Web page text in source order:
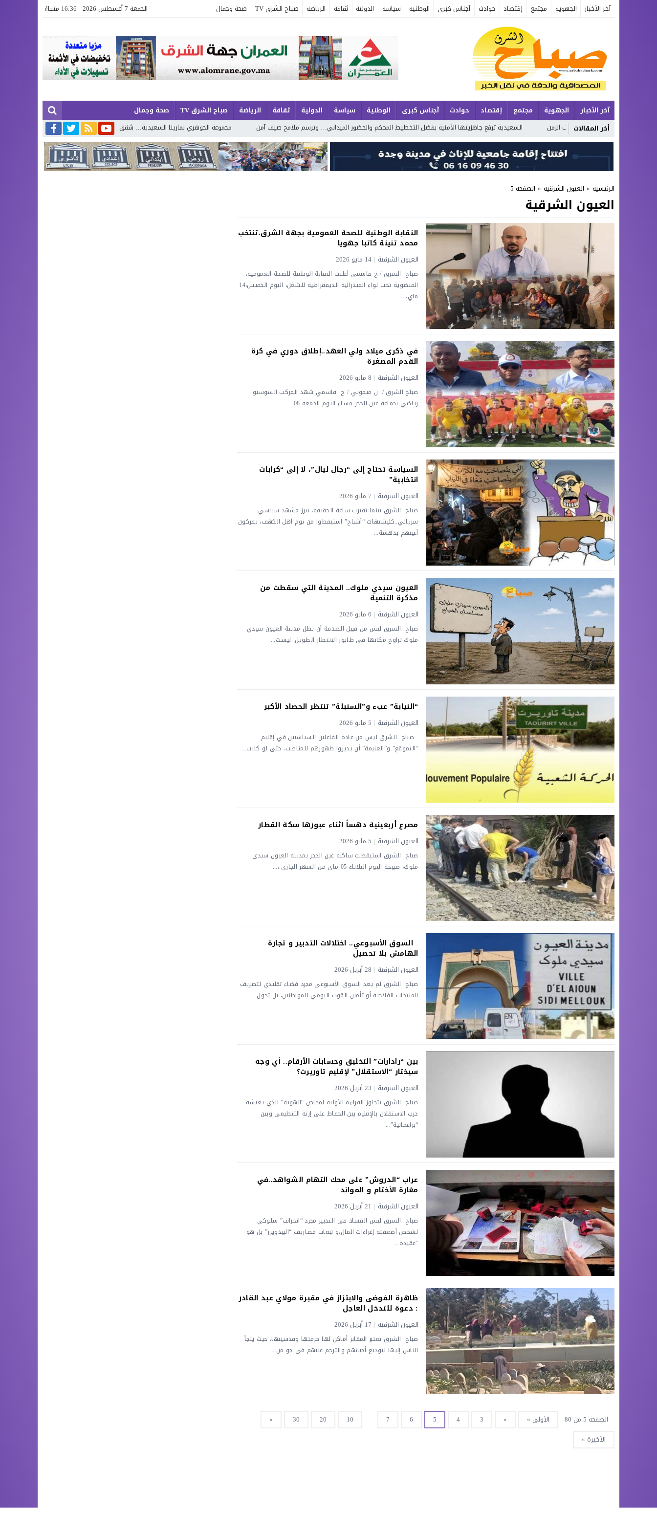
آخر الأخبار الجهوية مجتمع إقتصاد حوادث آجناس كبرى الوطنية سياسة الدولية ثقافة الرياضة صباح الشرق TV صحة وجمال الجمعة 7 أغسطس 2026 - 16:36 مساءً
آخر الأخبار الجهوية مجتمع إقتصاد حوادث آجناس كبرى الوطنية سياسة الدولية ثقافة الرياضة صباح الشرق TV
صحة وجمال
أخر المقالاتوتحولات الزمن السعيدية ترفع جاهزيتها الأمنية بفضل التخطيط المحكم والحضور الميداني… وترسم ملامح صيف آمن مجموعة الجوهري بمارينا السعيدية… شقق عصرية وفيلات فاخرة بإطلالة تجمع البحر وروعة الطبيعة
الرئيسية » العيون الشرقية » الصفحة 5
العيون الشرقية
النقابة الوطنية للصحة العمومية بجهة الشرق،تنتخب
محمد تنينة كاتبا جهويا
العيون الشرقية | 14 مايو 2026
صباح الشرق / ح قاسمي أعلنت النقابة الوطنية للصحة العمومية،
المنضوية تحت لواء الفيدرالية الديمقراطية للشغل، اليوم الخميس،14
ماي،...
في ذكرى ميلاد ولي العهد..إطلاق دوري في كرة
القدم المصغرة
العيون الشرقية | 8 مايو 2026
صباح الشرق / ن ميموني / ح قاسمي شهد المركب السوسيو
رياضي بجماعة عين الحجر مساء اليوم الجمعة 08...
السياسة تحتاج إلى “رجال ليال”، لا إلى “كرابات
انتخابية”
العيون الشرقية | 7 مايو 2026
صباح الشرق بينما تقترب ساعة الحقيقة، يبرز مشهد سياسي
سريالي..كليشيهات “أشباح” استيقظوا من نوم أهل الكهف، يفركون
أعينهم بدهشة...
العيون سيدي ملوك.. المدينة التي سقطت من
مذكرة التنمية
العيون الشرقية | 6 مايو 2026
صباح الشرق ليس من قبيل الصدفة أن تظل مدينة العيون سيدي
ملوك تراوح مكانها في طابور الانتظار الطويل. ليست...
“النيابة” عبء و”السنبلة” تنتظر الحصاد الأكبر
العيون الشرقية | 5 مايو 2026
صباح الشرق ​ليس من عادة الفاعلين السياسيين في إقليم
“التموقع” و”الغنيمة” أن يديروا ظهورهم للمناصب، حتى لو كانت...
مصرع أربعينية دهساً اثناء عبورها سكة القطار
العيون الشرقية | 5 مايو 2026
صباح الشرق استيقظت ساكنة عين الحجر بمدينة العيون سيدي
ملوك، صبيحة اليوم الثلاثاء 05 ماي من الشهر الجاري ،...
السوق الأسبوعي.. اختلالات التدبير و تجارة
الهامش بلا تحصيل
العيون الشرقية | 28 أبريل 2026
صباح الشرق لم يعد السوق الأسبوعي مجرد فضاء تقليدي لتصريف
المنتجات الفلاحية أو تأمين القوت اليومي للمواطنين، بل تحول...
بين “رادارات” التخليق وحسابات الأرقام.. أي وجه
سيختار “الاستقلال” لإقليم تاوريرت؟
العيون الشرقية | 23 أبريل 2026
صباح الشرق تتجاوز القراءة الأولية لمخاض “الهوية” الذي يعيشه
حزب الاستقلال بالإقليم بين الحفاظ على إرثه التنظيمي وبين
“براغماتية”...
عراب “الدروش” على محك التهام الشواهد..في
مغارة الأختام و الموائد
العيون الشرقية | 21 أبريل 2026
صباح الشرق ليس الفساد في التدبير مجرد “انحراف” سلوكي
لشخص أضعفته إغراءات المال،و تبعات مصاريف “البيدويزر” بل هو
“عقيدة...
ظاهرة الفوضى والابتزاز في مقبرة مولاي عبد القادر
: دعوة للتدخل العاجل
العيون الشرقية | 17 أبريل 2026
صباح الشرق تعتبر المقابر أماكن لها حرمتها وقدسيتها، حيث يلجأ
الناس إليها لتوديع أحبائهم والترحم عليهم في جو من...
الصفحة 5 من 80 الأولى » «
3
4
5
6
7
10
20
30
»
الأخيرة »